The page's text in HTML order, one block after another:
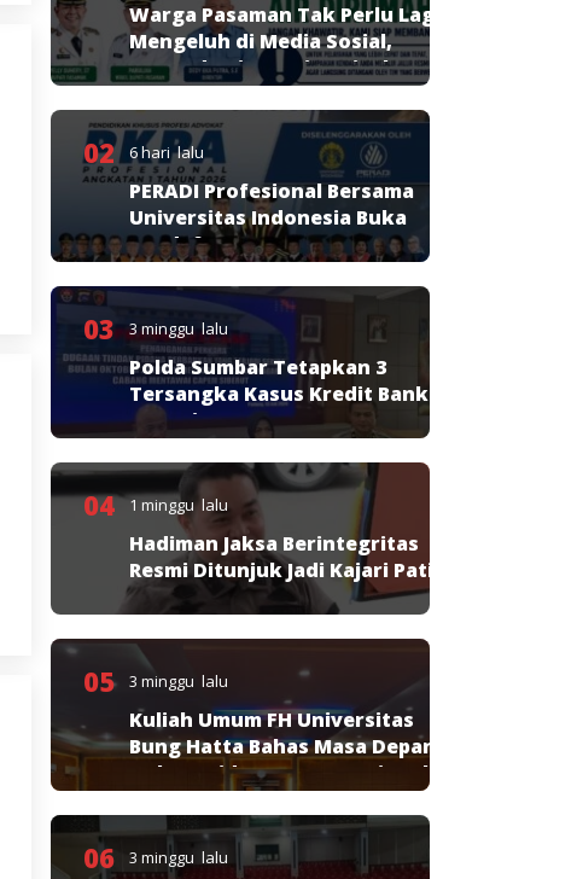
Warga Pasaman Tak Perlu Lagi
Mengeluh di Media Sosial,
Perumda Tirta Saiyo Siapkan
Layanan Resmi
02 6 hari lalu
PERADI Profesional Bersama
Universitas Indonesia Buka
Pendaftaran PKPA
03 3 minggu lalu
Polda Sumbar Tetapkan 3
Tersangka Kasus Kredit Bank
Nagari
04 1 minggu lalu
Hadiman Jaksa Berintegritas
Resmi Ditunjuk Jadi Kajari Pati
05 3 minggu lalu
Kuliah Umum FH Universitas
Bung Hatta Bahas Masa Depan
Hukum Pidana KUHP Nasional
06 3 minggu lalu